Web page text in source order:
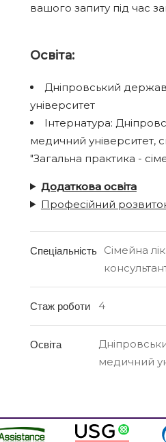
вашого запиту під час
Освіта:
Дніпровський
університет
Інтернатура:
медичний університет,
"Загальна практика -
Додаткова освіта
Професійний
Спеціальність Сімейна
Стаж роботи 4
Освіта
медичний